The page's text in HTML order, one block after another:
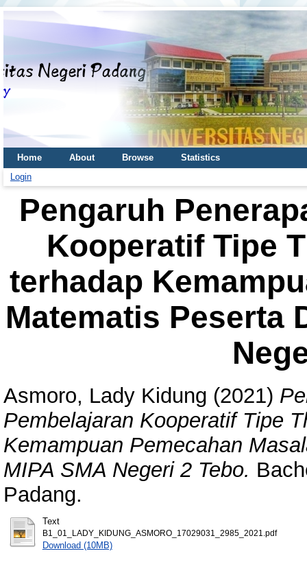
Home About Browse
Statistics
Login
Pengaruh
Kooperatif Tipe
terhadap
Matematis Peserta
Asmoro, Lady Kidung (2021)
Pembelajaran Kooperatif Tipe
Kemampuan Pemecahan
MIPA SMA Negeri 2 Tebo.
Padang.
Text
B1_01_LADY_KIDUNG_ASMORO_17029031_2985_2021.pdf
Download (10MB)